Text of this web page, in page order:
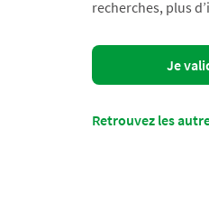
recherches, plus
Je
Retrouvez les